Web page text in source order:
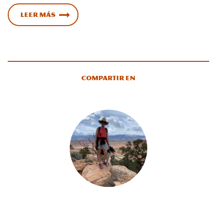
Leer más
Compartir en